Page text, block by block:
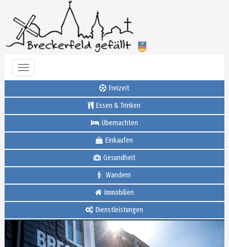
Toggle
navigation
Freizeit
Essen & Trinken
Übernachten
Einkaufen
Gesundheit
Wandern
Immobilien
Dienstleistungen